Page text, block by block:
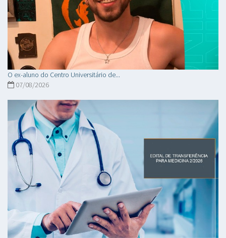
O ex-aluno do Centro Universitário de...
07/08/2026